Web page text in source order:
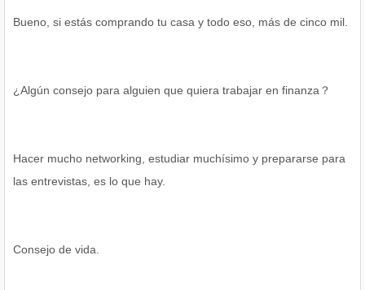
Bueno, si estás comprando tu casa y todo eso, más de cinco mil.
¿Algún consejo para alguien que quiera trabajar en finanza？
Hacer mucho networking, estudiar muchísimo y prepararse para
las entrevistas, es lo que hay.
Consejo de vida.